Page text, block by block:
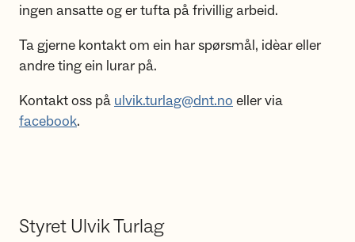
ingen ansatte og er tufta på frivillig arbeid.
Ta gjerne kontakt om ein har spørsmål, idèar eller
andre ting ein lurar på.
Kontakt oss på ulvik.turlag@dnt.no eller via
facebook.
Styret Ulvik Turlag